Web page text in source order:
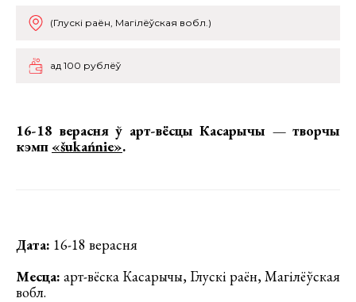
(Глускі раён, Магілёўская вобл.)
ад 100 рублёў
16-18 верасня ў арт-вёсцы Касарычы — творчы
кэмп «šukańnie».
Дата: 16-18 верасня
Месца: арт-вёска Касарычы, Глускі раён, Магілёўская
вобл.